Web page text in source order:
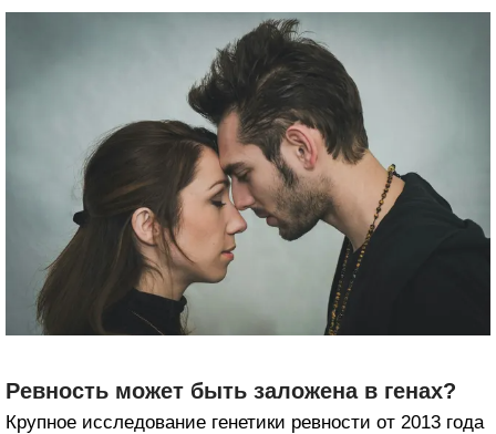
Ревность может быть заложена в генах?
Крупное исследование генетики ревности от 2013 года